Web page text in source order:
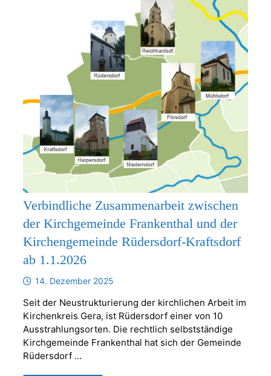
Verbindliche Zusammenarbeit zwischen
der Kirchgemeinde Frankenthal und der
Kirchengemeinde Rüdersdorf-Kraftsdorf
ab 1.1.2026
14. Dezember 2025
Seit der Neustrukturierung der kirchlichen Arbeit im
Kirchenkreis Gera, ist Rüdersdorf einer von 10
Ausstrahlungsorten. Die rechtlich selbstständige
Kirchgemeinde Frankenthal hat sich der Gemeinde
Rüdersdorf …